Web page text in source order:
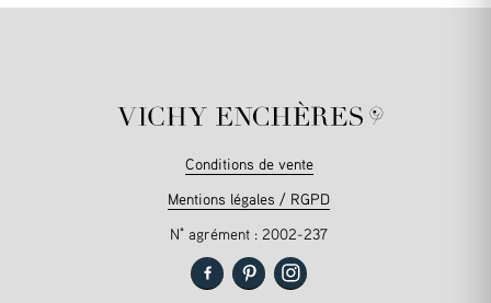
Conditions de vente
Mentions légales / RGPD
N° agrément : 2002-237